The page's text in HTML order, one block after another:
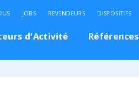
d'Activité Références
JOBS REVENDEURS DISPOSITIFS